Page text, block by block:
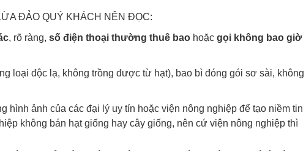
ĐẢO QUÝ KHÁCH NÊN ĐỌC:
, rõ ràng, số điện thoại thường thuê bao hoặc gọi không bao giờ
loại độc lạ, không trồng được từ hạt), bao bì đóng gói sơ sài, không
ảnh của các đại lý uy tín hoặc viện nông nghiệp để tạo niềm tin
không bán hạt giống hay cây giống, nên cứ viện nông nghiệp thì